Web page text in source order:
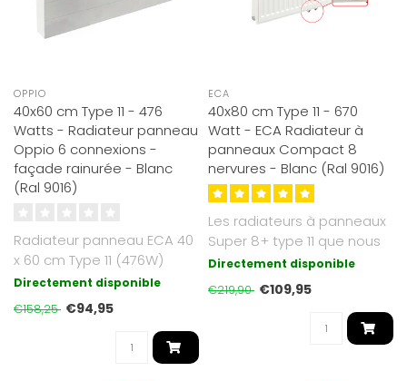
OPPIO
40x60 cm Type 11 - 476
Watts - Radiateur panneau
Oppio 6 connexions -
façade rainurée - Blanc
(Ral 9016)
Radiateur panneau ECA 40
x 60 cm Type 11 (476W)
avec 6 raccords. En acier
Directement disponible
€158,25 €94,95
ECA
40x80 cm Type 11 - 670
Watt - ECA Radiateur à
panneaux Compact 8
nervures - Blanc (Ral 9016)
Les radiateurs à panneaux
Super 8+ type 11 que nous
proposons sont d'un blanc
Directement disponible
€219,90 €109,95